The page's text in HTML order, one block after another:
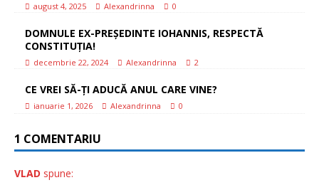
august 4, 2025 Alexandrinna 0
DOMNULE EX-PREȘEDINTE IOHANNIS, RESPECTĂ
CONSTITUȚIA!
decembrie 22, 2024 Alexandrinna 2
CE VREI SĂ-ȚI ADUCĂ ANUL CARE VINE?
ianuarie 1, 2026 Alexandrinna 0
1 COMENTARIU
VLAD spune: